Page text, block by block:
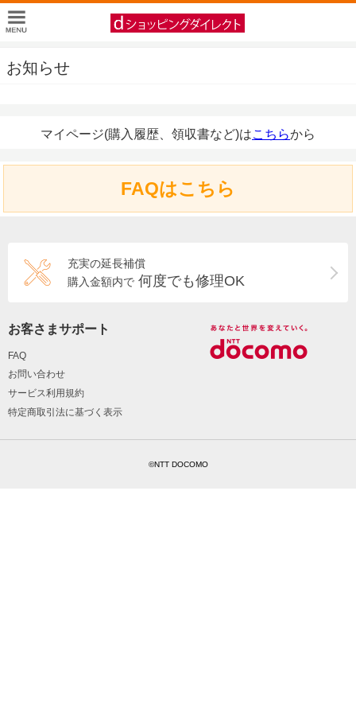
お知らせ
マイページ(購入履歴、領収書など)はこちらから
FAQはこちら
充実の延長補償
購入金額内で 何度でも修理OK
お客さまサポート
FAQ
お問い合わせ
サービス利用規約
特定商取引法に基づく表示
©NTT DOCOMO